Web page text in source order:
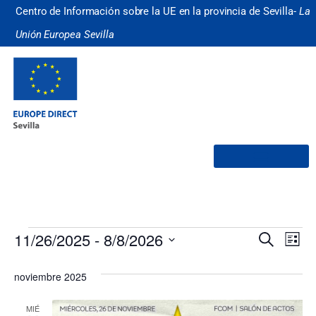
Centro de Información sobre la UE en la provincia de Sevilla- La
Unión Europea Sevilla
de
Buscar
de
Lista
11/26/2025 - 8/8/2026
fecha.
noviembre 2025
MIÉ